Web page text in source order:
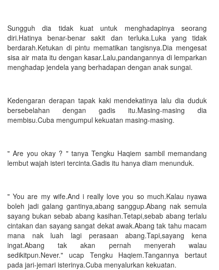
Sungguh dia tidak kuat untuk menghadapinya seorang
diri.Hatinya benar-benar sakit dan terluka.Luka yang tidak
berdarah.Ketukan di pintu mematikan tangisnya.Dia mengesat
sisa air mata itu dengan kasar.Lalu,pandangannya di lemparkan
menghadap jendela yang berhadapan dengan anak sungai.
Kedengaran derapan tapak kaki mendekatinya lalu dia duduk
bersebelahan dengan gadis itu.Masing-masing dia
membisu.Cuba mengumpul kekuatan masing-masing.
" Are you okay ? " tanya Tengku Haqiem sambil memandang
lembut wajah isteri tercinta.Gadis itu hanya diam menunduk.
" You are my wife.And i really love you so much.Kalau nyawa
boleh jadi galang gantinya,abang sanggup.Abang nak semula
sayang bukan sebab abang kasihan.Tetapi,sebab abang terlalu
cintakan dan sayang sangat dekat awak.Abang tak tahu macam
mana nak luah lagi perasaan abang.Tapi,sayang kena
ingat.Abang tak akan pernah menyerah walau
sedikitpun.Never." ucap Tengku Haqiem.Tangannya bertaut
pada jari-jemari isterinya.Cuba menyalurkan kekuatan.